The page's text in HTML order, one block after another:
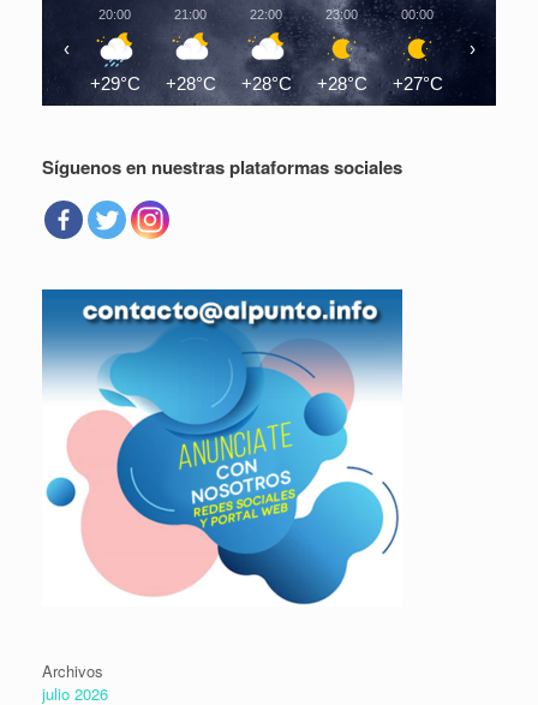
20:00
+29°C
21:00
+28°C
22:00
+28°C
23:00
+28°C
00:00
+27°C
‹ ›
Síguenos en nuestras plataformas sociales
Archivos
julio 2026